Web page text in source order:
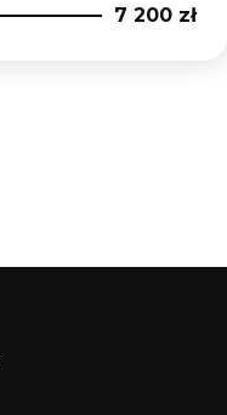
7 200 zł